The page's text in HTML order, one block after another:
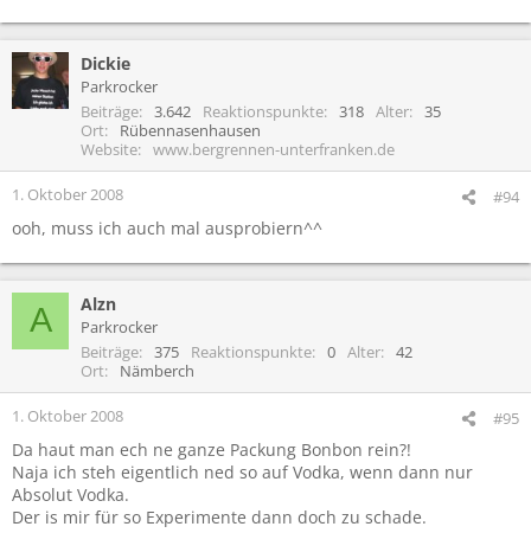
Dickie
Parkrocker
Beiträge
3.642 Reaktionspunkte 318 Alter
35
Ort
Rübennasenhausen
Website
www.bergrennen-unterfranken.de
1. Oktober 2008 #94
ooh, muss ich auch mal ausprobiern^^
A Alzn
Parkrocker
Beiträge
375 Reaktionspunkte 0 Alter
42
Ort
Nämberch
1. Oktober 2008 #95
Da haut man ech ne ganze Packung Bonbon rein?!
Naja ich steh eigentlich ned so auf Vodka, wenn dann nur
Absolut Vodka.
Der is mir für so Experimente dann doch zu schade.